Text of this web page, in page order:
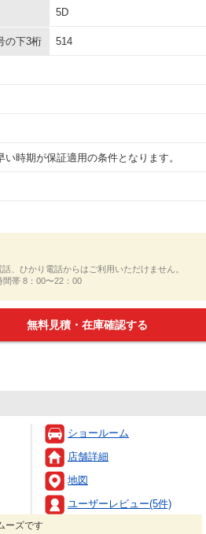
5D
の下3桁 514
時期が保証適用の条件となります。
、ひかり電話からはご利用いただけません。
間帯 8：00〜22：00
無料見積・在庫確認する
ショールーム
店舗詳細
地図
ユーザーレビュー(5件)
ーズです